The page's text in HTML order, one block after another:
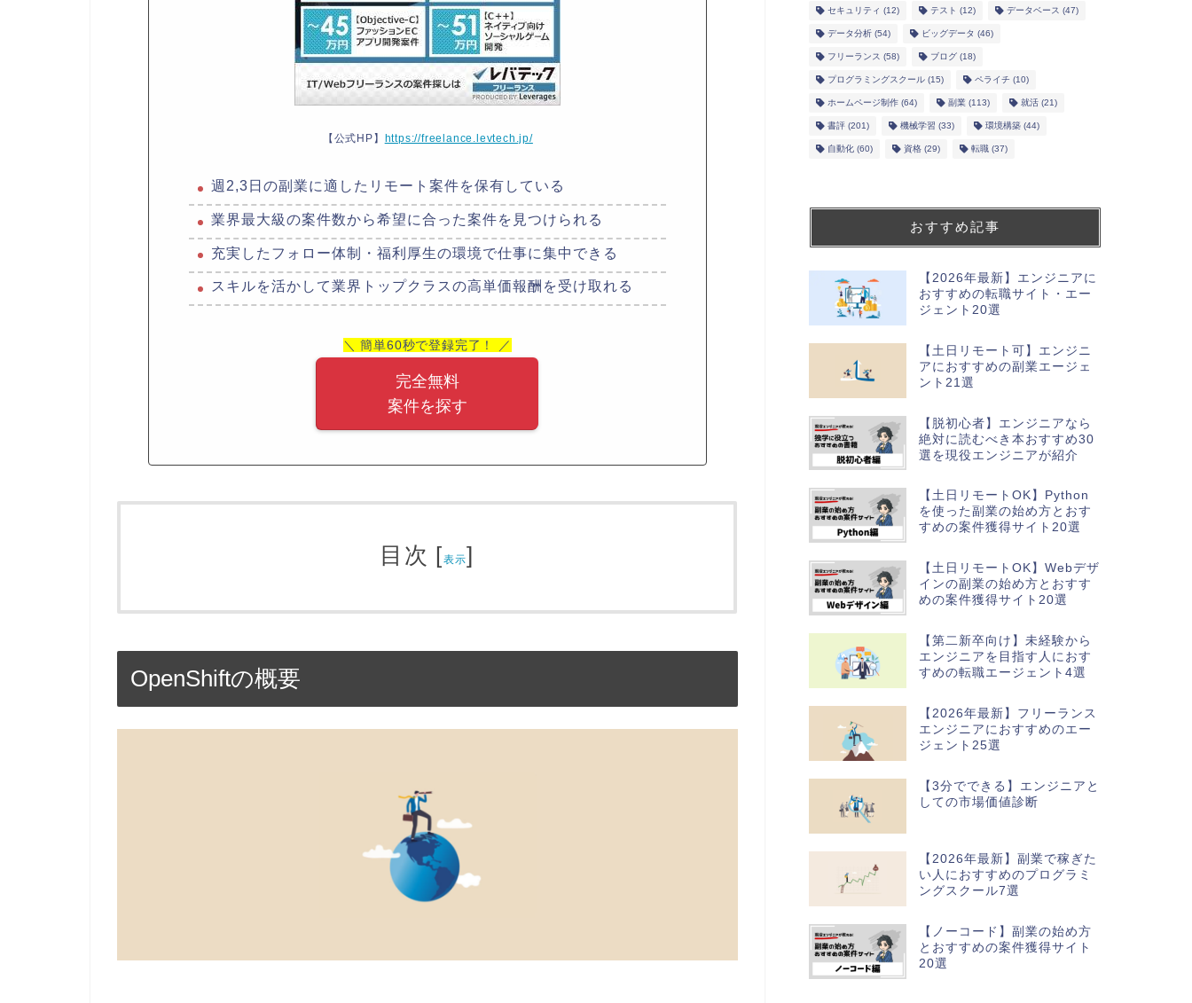
【公式HP】 https://freelance.levtech.jp/
週2,3日の副業に適したリモート案件を保有している
業界最大級の案件数から希望に合った案件を見つけられる
充実したフォロー体制・福利厚生の環境で仕事に集中できる
スキルを活かして業界トップクラスの高単価報酬を受け取れる
＼ 簡単60秒で登録完了！ ／
完全無料
案件を探す
目次 [表示]
OpenShiftの概要
セキュリティ (12) テスト (12) データベース (47)
データ分析(54) ビッグデータ (46)
フリーランス (58) ブログ(18)
プログラミングスクール(15) ペライチ (10)
ホームページ制作(64) 副業(113) 就活(21)
書評(201) 機械学習 (33) 環境構築(44)
自動化(60) 資格(29) 転職 (37)
おすすめ記事
【2026年最新】エンジニアに
おすすめの転職サイト・エー
ジェント20選
【土日リモート可】エンジニ
アにおすすめの副業エージェ
ント21選
【脱初心者】エンジニアなら
絶対に読むべき本おすすめ30
選を現役エンジニアが紹介
【土日リモートOK】Python
を使った副業の始め方とおす
すめの案件獲得サイト20選
【土日リモートOK】Webデザ
インの副業の始め方とおすす
めの案件獲得サイト20選
【第二新卒向け】未経験から
エンジニアを目指す人におす
すめの転職エージェント4選
【2026年最新】フリーランス
エンジニアにおすすめのエー
ジェント25選
【3分でできる】エンジニアと
しての市場価値診断
【2026年最新】副業で稼ぎた
い人におすすめのプログラミ
ングスクール7選
【ノーコード】副業の始め方
とおすすめの案件獲得サイト
20選